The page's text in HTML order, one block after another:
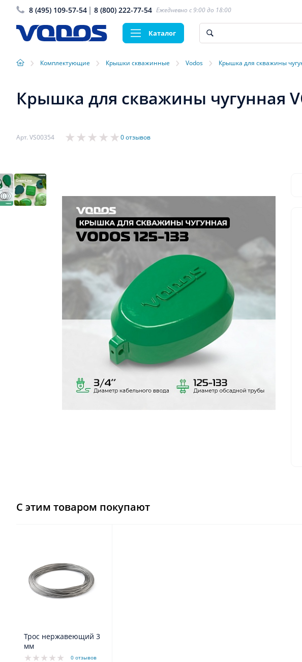
8 (495) 109-57-54 8 (800) 222-77-54 Ежедневно с 9:00 до 18:00
Каталог
› Комплектующие › Крышки скважинные › Vodos › Крышка для скважины
Крышка для скважины чугунная
Арт. VS00354 0 отзывов
С этим товаром покупают
Трос нержавеющий 3
мм
0 отзывов